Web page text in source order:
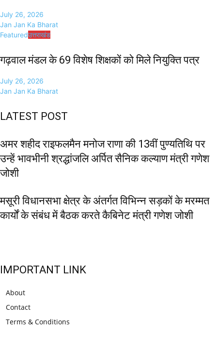
July 26, 2026
Jan Jan Ka Bharat
Featuredउत्तराखंड
गढ़वाल मंडल के 69 विशेष शिक्षकों को मिले नियुक्ति पत्र
July 26, 2026
Jan Jan Ka Bharat
LATEST POST
अमर शहीद राइफलमैन मनोज राणा की 13वीं पुण्यतिथि पर
उन्हें भावभीनी श्रद्धांजलि अर्पित सैनिक कल्याण मंत्री गणेश
जोशी
मसूरी विधानसभा क्षेत्र के अंतर्गत विभिन्न सड़कों के मरम्मत
कार्यों के संबंध में बैठक करते कैबिनेट मंत्री गणेश जोशी
IMPORTANT LINK
About
Contact
Terms & Conditions